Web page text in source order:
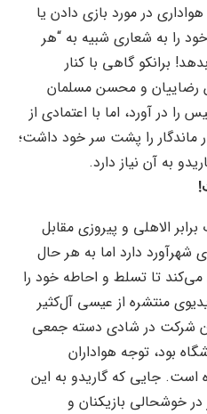
در مورد بازی دادن یا
را به شعاری شبیه به “هر
برانکو گاهی با کنار
رضاییان و محسن مسلمان
در آورد، اما با اعتمادی از
ماندگار را پشت سر خود داشت؛
به آن نیاز دارد.
الاهلی و پیروزی مقابل
شهرآورد دارد اما به هر حال
می‌کند تا تسلط و احاطه خود را
منتشره از عیسی آل‌کثیر
شرکت در شادی دسته جمعی
بود، توجه هواداران
است. جایی که گاریدو به این
خوشحالی بازیکنان و